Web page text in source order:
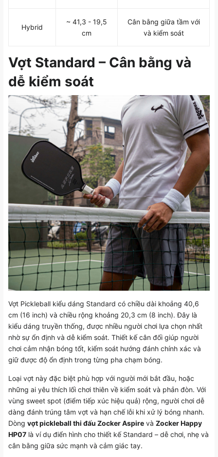
Hybrid
~ 41,3 - 19,5
cm
Cân bằng giữa tầm với
và kiểm soát
Vợt Standard – Cân bằng và
dễ kiểm soát
Vợt Pickleball kiểu dáng Standard có chiều dài khoảng 40,6
cm (16 inch) và chiều rộng khoảng 20,3 cm (8 inch). Đây là
kiểu dáng truyền thống, được nhiều người chơi lựa chọn nhất
nhờ sự ổn định và dễ kiểm soát. Thiết kế cân đối giúp người
chơi cảm nhận bóng tốt, kiểm soát hướng đánh chính xác và
giữ được độ ổn định trong từng pha chạm bóng.
Loại vợt này đặc biệt phù hợp với người mới bắt đầu, hoặc
những ai yêu thích lối chơi thiên về kiểm soát và phản đòn. Với
vùng sweet spot (điểm tiếp xúc hiệu quả) rộng, người chơi dễ
dàng đánh trúng tâm vợt và hạn chế lỗi khi xử lý bóng nhanh.
Dòng vợt pickleball thi đấu Zocker Aspire và Zocker Happy
HP07 là ví dụ điển hình cho thiết kế Standard – dễ chơi, nhẹ và
cân bằng giữa sức mạnh và cảm giác tay.